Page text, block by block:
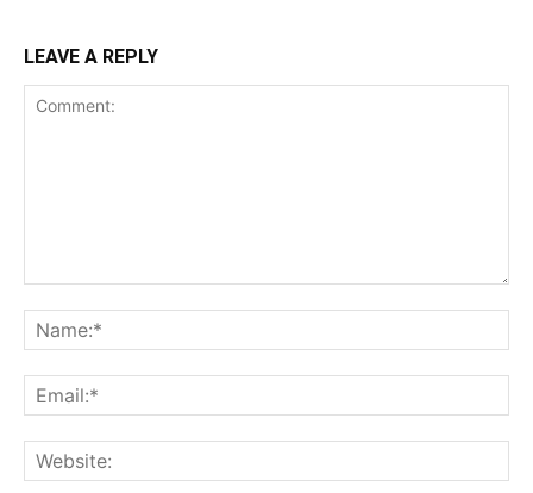
LEAVE A REPLY